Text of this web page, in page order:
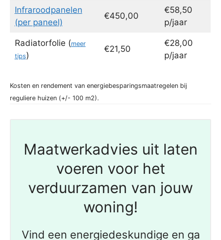
Infraroodpanelen
(per paneel)
€450,00
€58,50
p/jaar
Radiatorfolie (meer
tips)
€21,50
€28,00
p/jaar
Kosten en rendement van energiebesparingsmaatregelen bij
reguliere huizen (+/- 100 m2).
Maatwerkadvies uit laten
voeren voor het
verduurzamen van jouw
woning!
Vind een energiedeskundige en ga